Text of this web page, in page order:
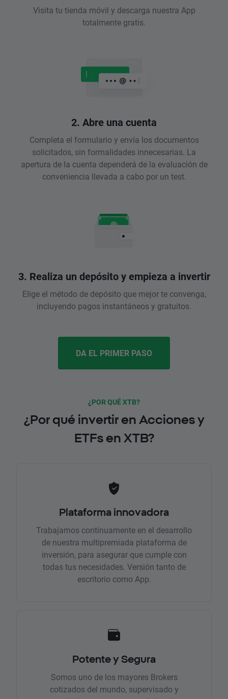
Visita tu tienda móvil y descarga nuestra App
totalmente gratis.
2. Abre una cuenta
Completa el formulario y envía los documentos
solicitados, sin formalidades innecesarias. La
apertura de la cuenta dependerá de la evaluación de
conveniencia llevada a cabo por un test.
3. Realiza un depósito y empieza a invertir
Elige el método de depósito que mejor te convenga,
incluyendo pagos instantáneos y gratuitos.
DA EL PRIMER PASO
¿POR QUÉ XTB?
¿Por qué invertir en Acciones y
ETFs en XTB?
Plataforma innovadora
Trabajamos continuamente en el desarrollo
de nuestra multipremiada plataforma de
inversión, para asegurar que cumple con
todas tus necesidades. Versión tanto de
escritorio como App.
Potente y Segura
Somos uno de los mayores Brokers
cotizados del mundo, supervisado y